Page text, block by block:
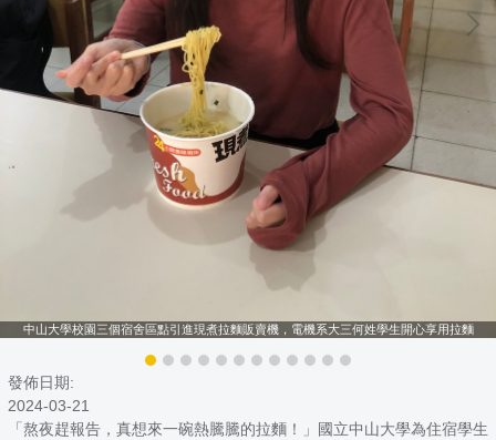
中山大學校園三個宿舍區點引進現煮拉麵販賣機，電機系大三何姓學生開心享用拉麵
發佈日期:
2024-03-21
「熬夜趕報告，真想來一碗熱騰騰的拉麵！」國立中山大學為住宿學生